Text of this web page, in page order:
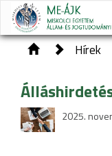
Hírek
2025.